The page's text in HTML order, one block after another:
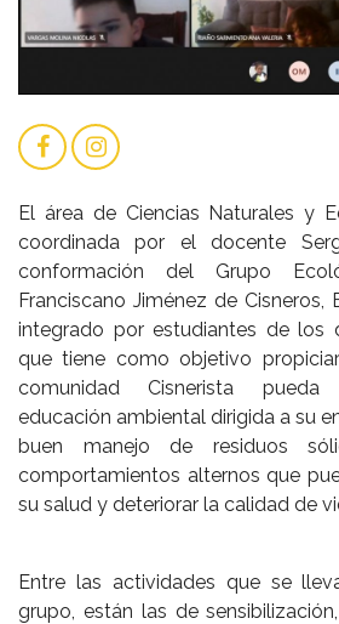
El área de Ciencias Naturales y
coordinada por el docente
conformación del Grupo
Franciscano Jiménez de Cisneros,
integrado por estudiantes de los
que tiene como objetivo
comunidad Cisnerista
educación ambiental dirigida a su
buen manejo de residuos
comportamientos alternos que
su salud y deteriorar la calidad de
Entre las actividades que se
grupo, están las de